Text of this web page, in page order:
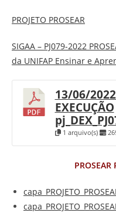
PROJETO PROSEAR
SIGAA – PJ079-2022
da UNIFAP Ensinar e
13/06/
EXECUÇÃO
1 arquivo(s)